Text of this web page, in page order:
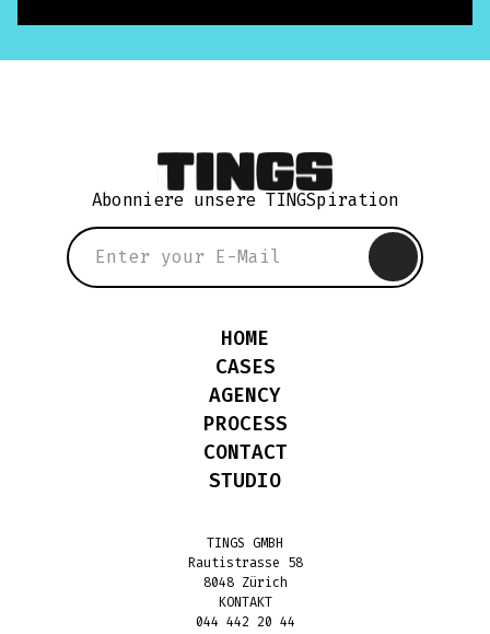
Abonniere unsere TINGSpiration
HOME
CASES
AGENCY
PROCESS
CONTACT
STUDIO
TINGS GMBH
Rautistrasse 58
8048 Zürich
KONTAKT
044 442 20 44